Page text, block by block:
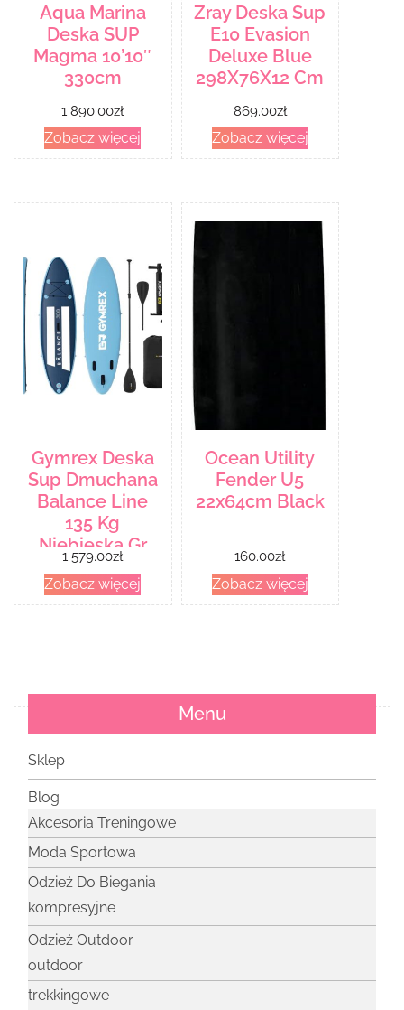
Aqua Marina
Deska SUP
Magma 10’10″
330cm
1 890.00zł
Zobacz więcej
Zray Deska Sup
E10 Evasion
Deluxe Blue
298X76X12 Cm
869.00zł
Zobacz więcej
Gymrex Deska
Sup Dmuchana
Balance Line
135 Kg
Niebieska Gr
Spb300
(GRSPB300)
1 579.00zł
Zobacz więcej
Ocean Utility
Fender U5
22x64cm Black
160.00zł
Zobacz więcej
Menu
Sklep
Blog
Akcesoria Treningowe
Moda Sportowa
Odzież Do Biegania
kompresyjne
Odzież Outdoor
outdoor
trekkingowe